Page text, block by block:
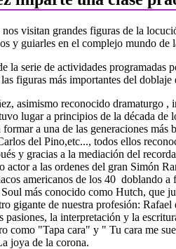
visitan grandes figuras de la
y guiarles en el complejo mundo
la serie de actividades
figuras más importantes del doblaje
asimismo reconocido dramaturgo
lugar a principios de la década
a una de las generaciones
del Pino,etc..., todos ellos
y gracias a la mediación del
actor a las ordenes del gran Simón
americanos de los 40 doblando
más conocido como Hutch, que
gigante de nuestra profesión:
pasiones, la interpretación y la
como "Tapa cara" y " Tu cara me
joya de la corona.